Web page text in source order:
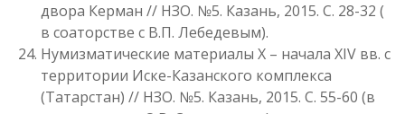
двора Керман // НЗО. №5. Казань, 2015. С. 28-32 (
в соаторстве с В.П. Лебедевым).
Нумизматические материалы X – начала XIV вв. с
территории Иске-Казанского комплекса
(Татарстан) // НЗО. №5. Казань, 2015. С. 55-60 (в